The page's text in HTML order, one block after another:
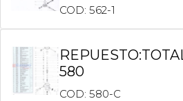
COD: 562-1
580
COD: 580-C